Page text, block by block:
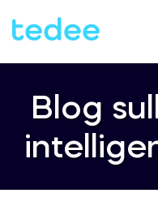
COME
Casa
PRODOTTI
Blog